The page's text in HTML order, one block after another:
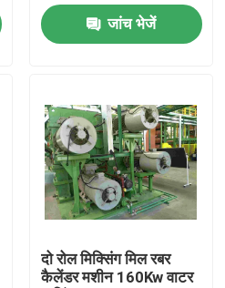
जांच भेजें
दो रोल मिक्सिंग मिल रबर
कैलेंडर मशीन 160Kw वाटर